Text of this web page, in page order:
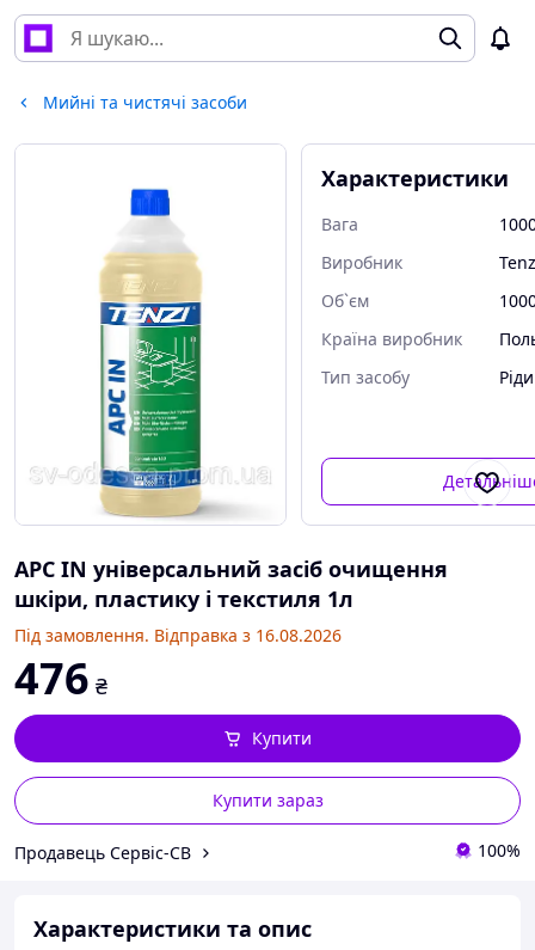
Мийні та чистячі засоби
Характеристики
Вага
Виробник
Об`єм
Країна виробник
Тип засобу
APC IN універсальний засіб очищення
шкіри, пластику і текстиля 1л
Під замовлення. Відправка з 16.08.2026
476 ₴
Купити зараз
Купити
Продавець Сервіс-СВ 100%
Характеристики та опис